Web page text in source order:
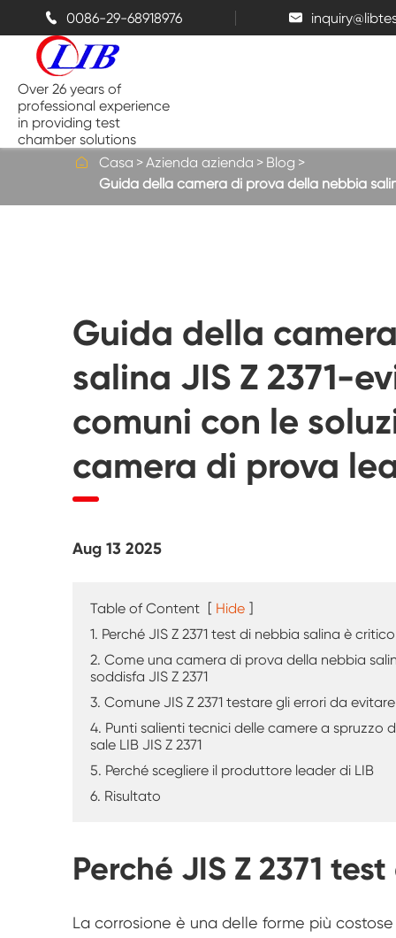
 0086-29-68918976 
Over 26 years of
professional experience
in providing test
chamber solutions
Camere termiche
Camere a spruzzo di sale
Tester di agenti atmosferici UV
Camera di prova della polvere
Camera di prova della pioggia
Camera Walk-in
Apparecchiatura di prova IP
 Casa Azienda azienda
Blog
Guida della camera di prova della nebbia
Guida della
salina JIS Z 2371-
comuni con le
camera di prova
Aug 13 2025
Table of Content [ Hide ]
1. Perché JIS Z 2371 test di nebbia salina è critico
2. Come una camera di prova della nebbia
soddisfa JIS Z 2371
3. Comune JIS Z 2371 testare gli errori da evitare
4. Punti salienti tecnici delle camere a spruzzo
sale LIB JIS Z 2371
5. Perché scegliere il produttore leader di LIB
6. Risultato
Perché JIS Z 2371
La corrosione è una delle forme più